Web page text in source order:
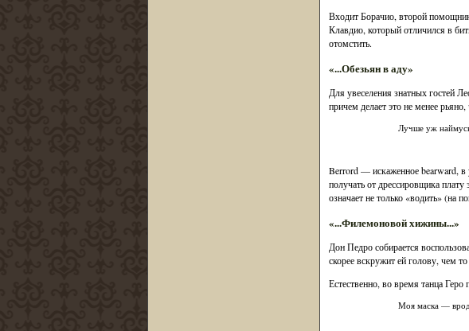
Входит Борачио, второй
Клавдио, который отличился в
отомстить.
«...Обезьян в аду»
Для увеселения знатных гостей
причем делает это не менее
Лучше уж
Berrord — искаженное bearward, в
получать от дрессировщика плату
означает не только «водить» (на
«...Филемоновой хижины...»
Дон Педро собирается
скорее вскружит ей голову, чем
Естественно, во время танца
Моя маска —